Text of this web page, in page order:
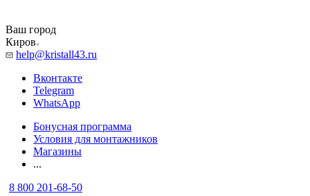
Ваш город
Киров
help@kristall43.ru
Вконтакте
Telegram
WhatsApp
Бонусная программа
Условия для монтажников
Магазины
...
8 800 201-68-50